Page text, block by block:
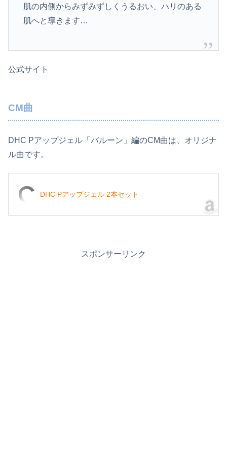
肌の内側からみずみずし­くうるおい、ハリのある
肌へと導きます…
公式サイト
CM曲
DHC Pアップジェル「バルーン」編のCM曲は、オリジナ
ル曲です。
DHC Pアップジェル 2本セット
スポンサーリンク